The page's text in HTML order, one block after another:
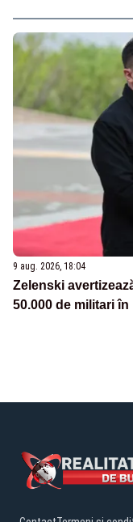
9 aug. 2026, 18:04
Zelenski
50.000 de militari în